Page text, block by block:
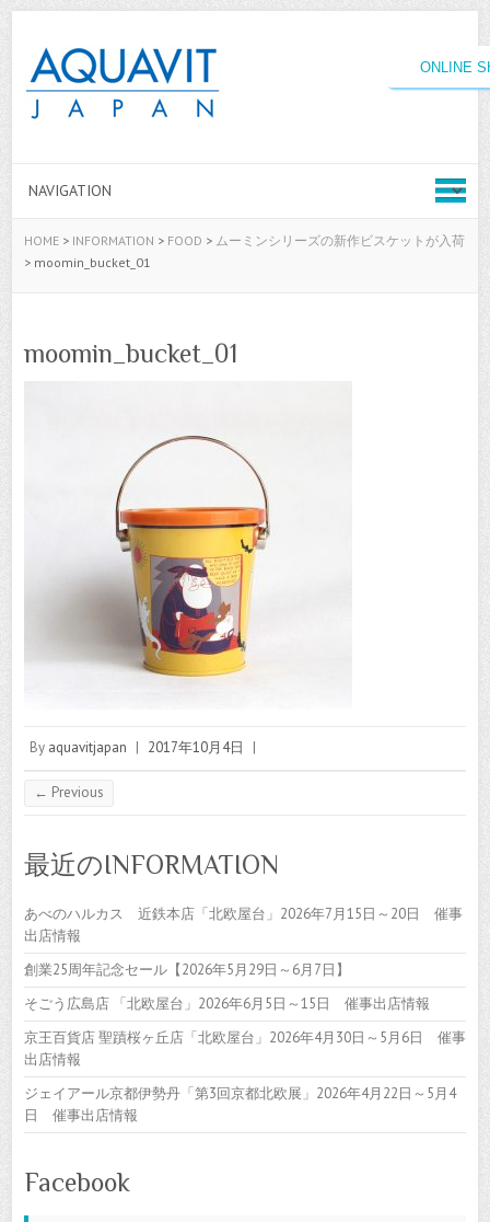
ONLINE
HOME> INFORMATION > FOOD > ムーミンシリーズの新作ビスケットが入荷
> moomin_bucket_01
moomin_bucket_01
By aquavitjapan | 2017年10月4日 |
← Previous
最近のINFORMATION
あべのハルカス 近鉄本店「北欧屋台」2026年7月15日～20日 催事
出店情報
創業25周年記念セール【2026年5月29日～6月7日】
そごう広島店 「北欧屋台」2026年6月5日～15日 催事出店情報
京王百貨店 聖蹟桜ヶ丘店「北欧屋台」2026年4月30日～5月6日 催事
出店情報
ジェイアール京都伊勢丹「第3回京都北欧展」2026年4月22日～5月4
日 催事出店情報
Facebook